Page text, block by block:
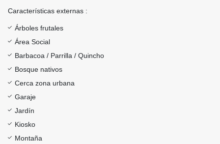
Características externas :
Árboles frutales
Área Social
Barbacoa / Parrilla / Quincho
Bosque nativos
Cerca zona urbana
Garaje
Jardín
Kiosko
Montaña